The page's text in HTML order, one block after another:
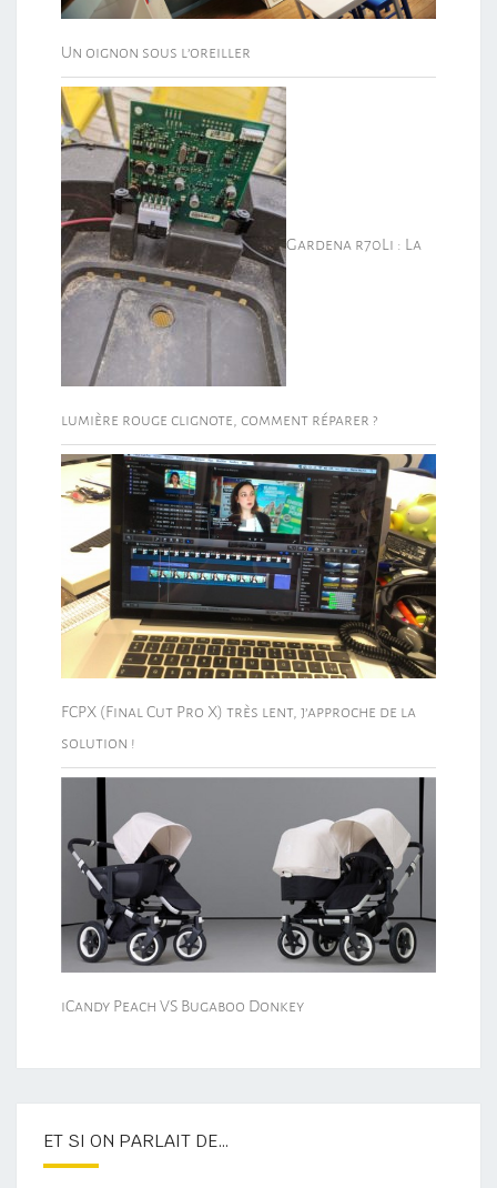
Un oignon sous l’oreiller
Gardena r70Li : La
lumière rouge clignote, comment réparer ?
FCPX (Final Cut Pro X) très lent, j’approche de la
solution !
iCandy Peach VS Bugaboo Donkey
ET SI ON PARLAIT DE…